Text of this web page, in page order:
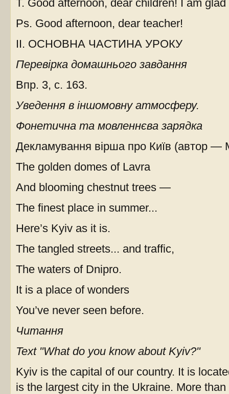
Т. Good afternoon, dear children! I am
Ps. Good afternoon, dear teacher!
ІІ. ОСНОВНА ЧАСТИНА УРОКУ
Перевірка домашнього завдання
Впр. 3, с. 163.
Уведення в іншомовну атмосферу.
Фонетична та мовленнєва зарядка
Декламування вірша про Київ (автор —
The golden domes of Lavra
And blooming chestnut trees —
The finest place in summer...
Here’s Kyiv as it is.
The tangled streets... and traffic,
The waters of Dnipro.
It is a place of wonders
You’ve never seen before.
Читання
Text "What do you know about Kyiv?"
Kyiv is the capital of our country. It is
is the largest city in the Ukraine. More